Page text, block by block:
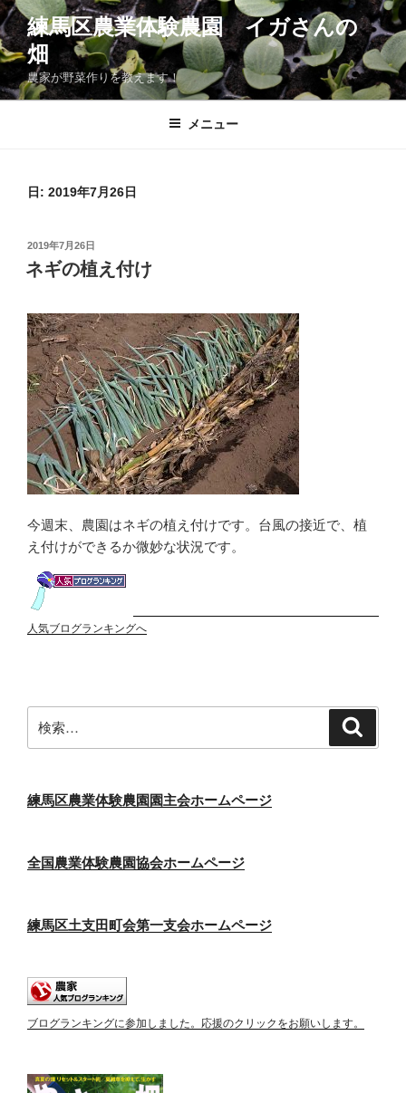
コ
ン
テ
ン
ツ
練馬区農業体験農園 イガさんの
畑
農家が野菜作りを教えます！
メニュー
日: 2019年7月26日
投
稿
日:
2019年7月26日
ネギの植え付け
今週末、農園はネギの植え付けです。台風の接近で、植
え付けができるか微妙な状況です。
人気ブログランキングへ
索:
練馬区農業体験農園園主会ホームページ
全国農業体験農園協会ホームページ
練馬区土支田町会第一支会ホームページ
ブログランキングに参加しました。応援のクリックをお願いします。